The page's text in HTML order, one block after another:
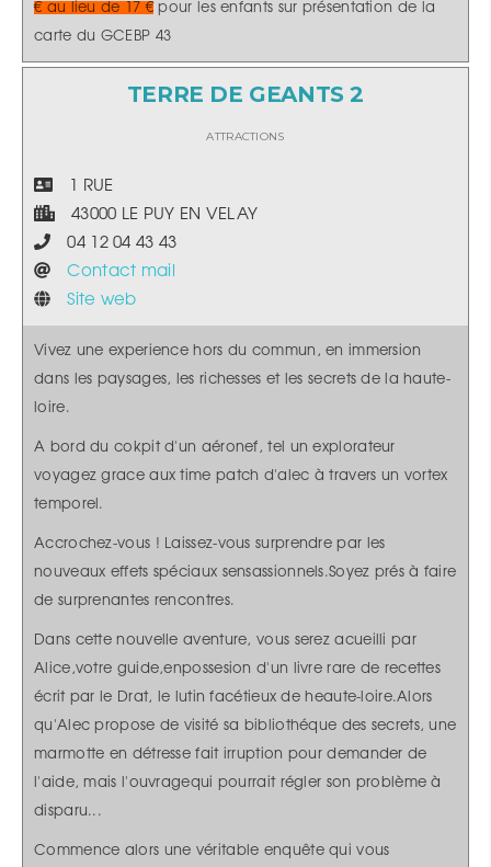
€ au lieu de 17 €pour les enfants sur présentation de la
carte du GCEBP 43
TERRE DE GEANTS 2
ATTRACTIONS
1 RUE
43000 LE PUY EN VELAY
04 12 04 43 43
Contact mail
Site web
Vivez une experience hors du commun, en immersion
dans les paysages, les richesses et les secrets de la haute-
loire.
A bord du cokpit d'un aéronef, tel un explorateur
voyagez grace aux time patch d'alec à travers un vortex
temporel.
Accrochez-vous ! Laissez-vous surprendre par les
nouveaux effets spéciaux sensassionnels.Soyez prés à faire
de surprenantes rencontres.
Dans cette nouvelle aventure, vous serez acueilli par
Alice,votre guide,enpossesion d'un livre rare de recettes
écrit par le Drat, le lutin facétieux de heaute-loire.Alors
qu'Alec propose de visité sa bibliothéque des secrets, une
marmotte en détresse fait irruption pour demander de
l'aide, mais l'ouvragequi pourrait régler son problème à
disparu...
Commence alors une véritable enquête qui vous